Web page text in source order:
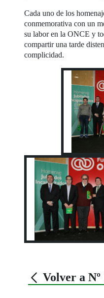
Cada uno de los
conmemorativa con un
su labor en la ONCE y
compartir una tarde
complicidad.
Volver a